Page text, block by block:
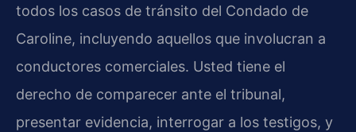
todos los casos de tránsito del Condado de
Caroline, incluyendo aquellos que involucran a
conductores comerciales. Usted tiene el
derecho de comparecer ante el tribunal,
presentar evidencia, interrogar a los testigos, y